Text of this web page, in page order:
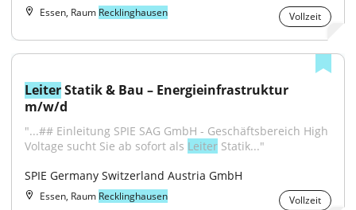
Essen, Raum Recklinghausen Vollzeit
Leiter Statik & Bau – Energieinfrastruktur
m/w/d
"...## Einleitung SPIE SAG GmbH - Geschäftsbereich High
Voltage sucht Sie ab sofort als Leiter Statik..."
SPIE Germany Switzerland Austria GmbH
Essen, Raum Recklinghausen Vollzeit